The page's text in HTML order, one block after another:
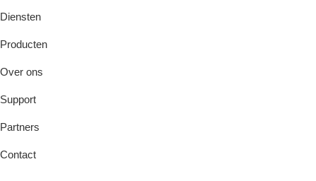
Diensten
Producten
Over ons
Support
Partners
Contact